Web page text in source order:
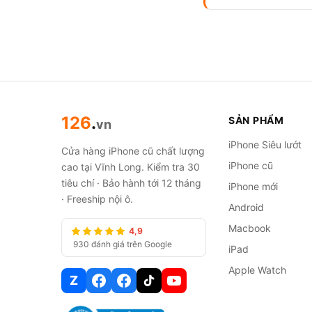
Đáng mua, nếu bạn là
cho biết máy trụ được
với iPhone 12. Chip A15
thông mà không nóng
Không nên mua iPhone
Intelligence, những thứ
nhắc khi mua bản cũ là
không phải cấu hình mà
công khai rõ tình trạng
Một anh khách hàng tại
cấu hình mà là cảm giác
126.vn
Cửa hàng iPhone cũ chất lượng
cao tại Vĩnh Long. Kiểm tra 30
tiêu chí · Bảo hành tới 12 tháng
· Freeship nội ô.
4,9
930 đánh giá trên Google
Z
SẢN PHẨM
iPhone Siêu lướt
iPhone cũ
iPhone mới
Android
Macbook
iPad
Apple Watch